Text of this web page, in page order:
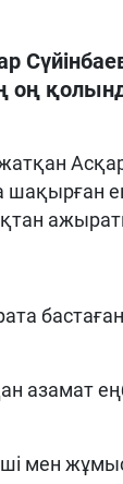
оң
шақырған
азамат
мен